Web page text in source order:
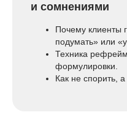
и сомнениями
Почему клиенты
подумать» или
Техника
формулировки.
Как не спорить,